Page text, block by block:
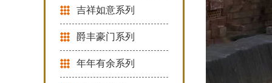
吉祥如意系列
爵丰豪门系列
年年有余系列